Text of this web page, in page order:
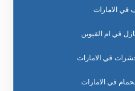
الامارات
في ام القيوين
في الامارات
في الامارات